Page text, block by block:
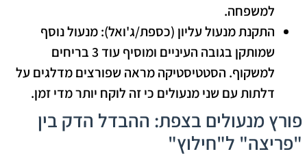
למשפחה.
התקנת מנעול עליון (כספת/ג'ואל):מנעול נוסף
שמותקן בגובה העיניים ומוסיף עוד 3 בריחים
למשקוף. הסטטיסטיקה מראה שפורצים מדלגים על
דלתות עם שני מנעולים כי זה לוקח יותר מדי זמן.
פורץ מנעולים בצפת: ההבדל הדק בין
"פריצה" ל"חילוץ"